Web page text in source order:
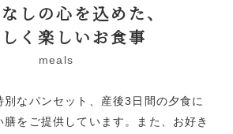
しの心を込めた、
く楽しいお食事
meals
なパンセット、産後3日間の夕食に
をご提供しています。また、お好き